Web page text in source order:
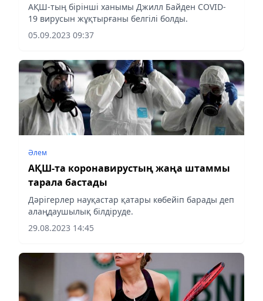
АҚШ-тың бірінші ханымы Джилл Байден COVID-
19 вирусын жұқтырғаны белгілі болды.
05.09.2023 09:37
Әлем
АҚШ-та коронавирустың жаңа штаммы
тарала бастады
Дәрігерлер науқастар қатары көбейіп барады деп
алаңдаушылық білдіруде.
29.08.2023 14:45